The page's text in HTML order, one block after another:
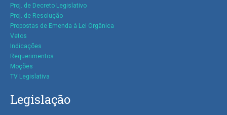
Proj. de Decreto Legislativo
Proj. de Resolução
Propostas de Emenda à Lei Orgânica
Vetos
Indicações
Requerimentos
Moções
TV Legislativa
Legislação